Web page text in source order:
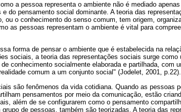
a pessoa representa o ambiente não é mediado
do pensamento social dominante. A teoria das
ou o conhecimento do senso comum, tem origem,
as pessoas representam o ambiente é vital para
forma de pensar o ambiente que é estabelecida na
sociais, a teoria das representações sociais surge
conhecimento socialmente elaborada e partilhada, com
comum a um conjunto social" (Jodelet, 2001, p.22).
são fenômenos da vida cotidiana. Quando as pessoas
pensamentos por meio da comunicação, estão
além de se configurarem como o pensamento
grupo de pessoas, também são teorizadas. A teoria das